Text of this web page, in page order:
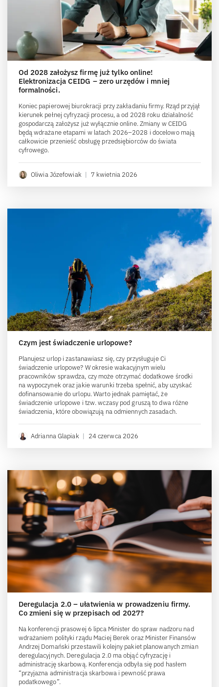
Od 2028 założysz firmę już tylko online!
Elektronizacja CEIDG – zero urzędów i mniej
formalności.
Koniec papierowej biurokracji przy zakładaniu firmy. Rząd przyjął
kierunek pełnej cyfryzacji procesu, a od 2028 roku działalność
gospodarczą założysz już wyłącznie online. Zmiany w CEIDG
będą wdrażane etapami w latach 2026–2028 i docelowo mają
całkowicie przenieść obsługę przedsiębiorców do świata
cyfrowego.
Oliwia Józefowiak | 7 kwietnia 2026
Czym jest świadczenie urlopowe?
Planujesz urlop i zastanawiasz się, czy przysługuje Ci
świadczenie urlopowe? W okresie wakacyjnym wielu
pracowników sprawdza, czy może otrzymać dodatkowe środki
na wypoczynek oraz jakie warunki trzeba spełnić, aby uzyskać
dofinansowanie do urlopu. Warto jednak pamiętać, że
świadczenie urlopowe i tzw. wczasy pod gruszą to dwa różne
świadczenia, które obowiązują na odmiennych zasadach.
Adrianna Glapiak | 24 czerwca 2026
Deregulacja 2.0 – ułatwienia w prowadzeniu firmy.
Co zmieni się w przepisach od 2027?
Na konferencji prasowej 6 lipca Minister do spraw nadzoru nad
wdrażaniem polityki rządu Maciej Berek oraz Minister Finansów
Andrzej Domański przestawili kolejny pakiet planowanych zmian
deregulacyjnych. Deregulacja 2.0 ma objąć cyfryzację i
administrację skarbową. Konferencja odbyła się pod hasłem
“przyjazna administracja skarbowa i pewność prawa
podatkowego”.